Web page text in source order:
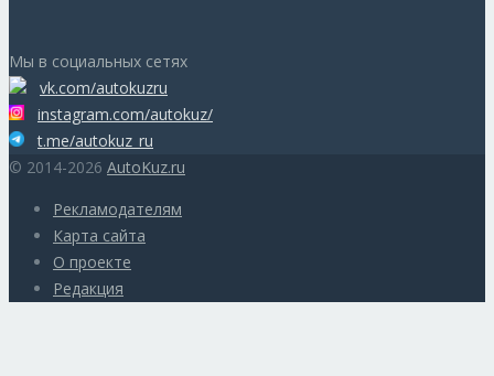
Мы в социальных сетях
vk.com/autokuzru
instagram.com/autokuz/
t.me/autokuz_ru
© 2014-2026 AutoKuz.ru
Рекламодателям
Карта сайта
О проекте
Редакция